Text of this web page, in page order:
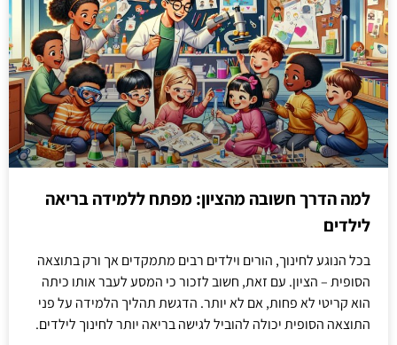
למה הדרך חשובה מהציון: מפתח ללמידה בריאה
לילדים
בכל הנוגע לחינוך, הורים וילדים רבים מתמקדים אך ורק בתוצאה
הסופית – הציון. עם זאת, חשוב לזכור כי המסע לעבר אותו כיתה
הוא קריטי לא פחות, אם לא יותר. הדגשת תהליך הלמידה על פני
התוצאה הסופית יכולה להוביל לגישה בריאה יותר לחינוך לילדים.